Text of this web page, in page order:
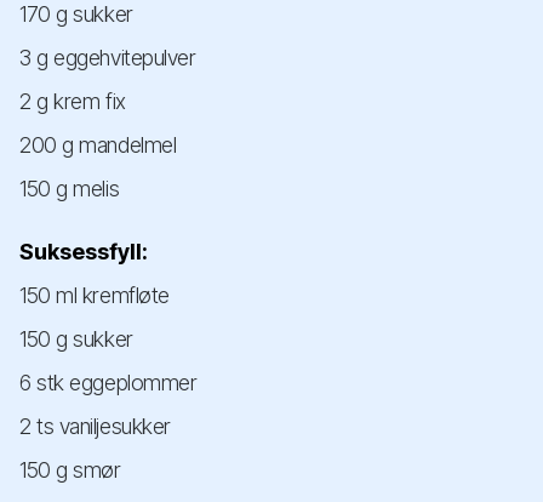
170 g sukker
3 g eggehvitepulver
2 g krem fix
200 g mandelmel
150 g melis
Suksessfyll:
150 ml kremfløte
150 g sukker
6 stk eggeplommer
2 ts vaniljesukker
150 g smør